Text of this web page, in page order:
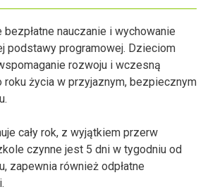
nauczanie i wychowanie
podstawy programowej. Dzieciom
rozwoju i wczesną
roku życia w przyjaznym, bezpiecznym
cały rok, z wyjątkiem przerw
czynne jest 5 dni w tygodniu od
zapewnia również odpłatne